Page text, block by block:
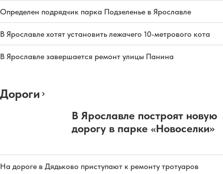
Определен подрядчик парка Подзеленье в Ярославле
В Ярославле хотят установить лежачего 10-метрового кота
В Ярославле завершается ремонт улицы Панина
Дороги
В Ярославле построят новую
дорогу в парке «Новоселки»
На дороге в Дядьково приступают к ремонту тротуаров